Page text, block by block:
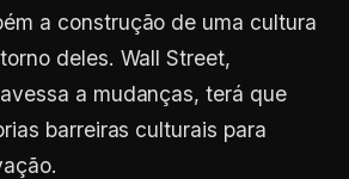
a construção de uma cultura
deles. Wall Street,
a mudanças, terá que
barreiras culturais para